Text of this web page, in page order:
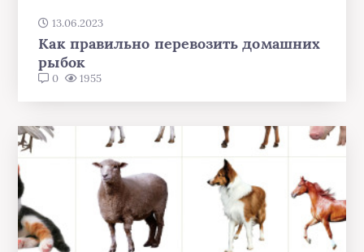
13.06.2023
Как правильно перевозить домашних
рыбок
0 1955